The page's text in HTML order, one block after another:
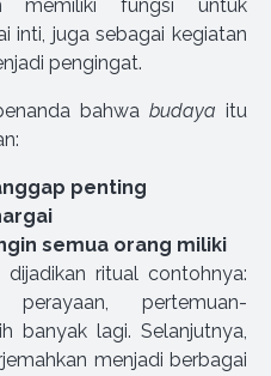
memiliki fungsi untuk
inti, juga sebagai kegiatan
pengingat.
bahwa budaya itu
penting
semua orang miliki
ritual contohnya:
pertemuan-
banyak lagi. Selanjutnya,
menjadi berbagai